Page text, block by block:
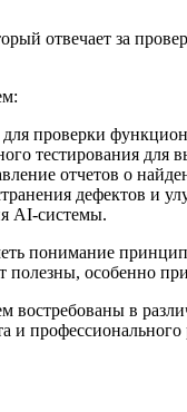
отвечает за
для проверки
тестирования для
отчетов о
дефектов и
AI-системы.
понимание
особенно
востребованы в
и профессионального